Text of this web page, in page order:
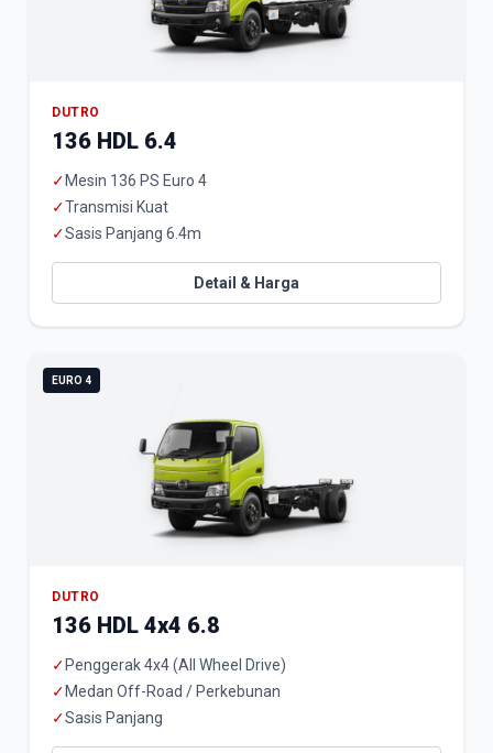
DUTRO
136 HDL 6.4
✓ Mesin 136 PS Euro 4
✓Transmisi Kuat
✓Sasis Panjang 6.4m
Detail & Harga
EURO 4
DUTRO
136 HDL 4x4 6.8
✓ Penggerak 4x4 (All Wheel Drive)
✓ Medan Off-Road / Perkebunan
✓Sasis Panjang